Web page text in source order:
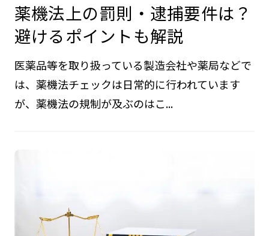
薬機法上の罰則・逮捕要件は？
避けるポイントも解説
医薬品等を取り扱っている製造会社や薬局などで
は、薬機法チェックは日常的に行われています
が、薬機法の規制が及ぶのはこ...